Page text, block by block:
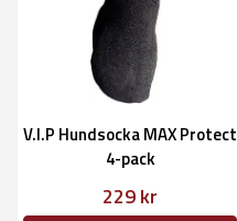
V.I.P Hundsocka MAX Protect
4-pack
229 kr